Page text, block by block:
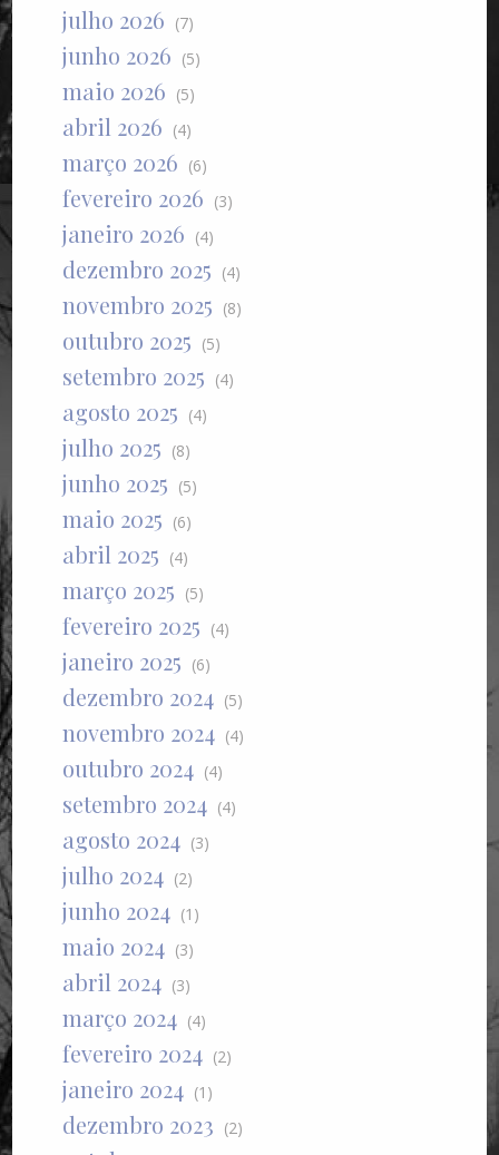
julho 2026 (7)
junho 2026 (5)
maio 2026 (5)
abril 2026 (4)
março 2026 (6)
fevereiro 2026 (3)
janeiro 2026 (4)
dezembro 2025 (4)
novembro 2025 (8)
outubro 2025 (5)
setembro 2025 (4)
agosto 2025 (4)
julho 2025 (8)
junho 2025 (5)
maio 2025 (6)
abril 2025 (4)
março 2025 (5)
fevereiro 2025 (4)
janeiro 2025 (6)
dezembro 2024 (5)
novembro 2024 (4)
outubro 2024 (4)
setembro 2024 (4)
agosto 2024 (3)
julho 2024 (2)
junho 2024 (1)
maio 2024 (3)
abril 2024 (3)
março 2024 (4)
fevereiro 2024 (2)
janeiro 2024 (1)
dezembro 2023 (2)